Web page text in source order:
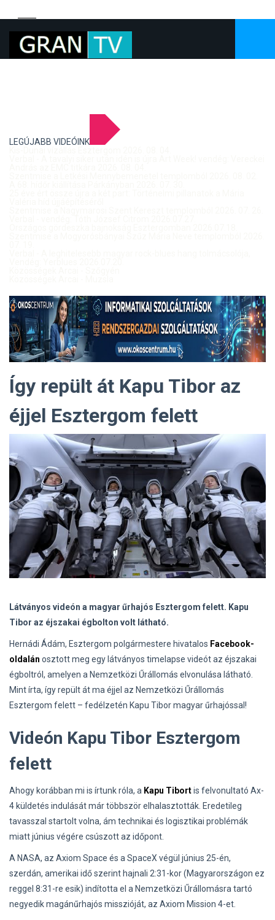
LEGÚJABB VIDEÓINK
Így repült át Kapu Tibor az
éjjel Esztergom felett
Látványos videón a magyar űrhajós Esztergom felett. Kapu
Tibor az éjszakai égbolton volt látható.
Hernádi Ádám, Esztergom polgármestere hivatalos Facebook-
oldalán osztott meg egy látványos timelapse videót az éjszakai
égboltról, amelyen a Nemzetközi Űrállomás elvonulása látható.
Mint írta, így repült át ma éjjel az Nemzetközi Űrállomás
Esztergom felett – fedélzetén Kapu Tibor magyar űrhajóssal!
Videón Kapu Tibor Esztergom
felett
Ahogy korábban mi is írtunk róla, a Kapu Tibortis felvonultató Ax-
4 küldetés indulását már többször elhalasztották. Eredetileg
tavasszal startolt volna, ám technikai és logisztikai problémák
miatt június végére csúszott az időpont.
A NASA, az Axiom Space és a SpaceX végül június 25-én,
szerdán, amerikai idő szerint hajnali 2:31-kor (Magyarországon ez
reggel 8:31-re esik) indította el a Nemzetközi Űrállomásra tartó
negyedik magánűrhajós misszióját, az Axiom Mission 4-et.